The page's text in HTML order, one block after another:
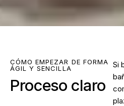
CÓMO EMPEZAR DE FORMA
ÁGIL Y SENCILLA
Proceso claro
Si